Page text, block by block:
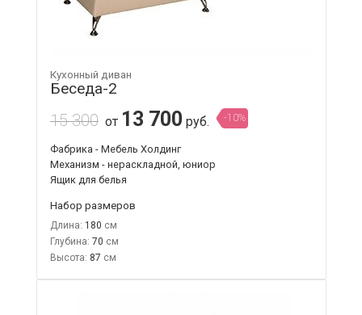
Кухонный диван
Беседа-2
15 300 от 13 700 руб. -10%
Фабрика - Мебель Холдинг
Механизм - нераскладной, юниор
Ящик для белья
Набор размеров
Длина: 180
Глубина: 70
Высота: 87